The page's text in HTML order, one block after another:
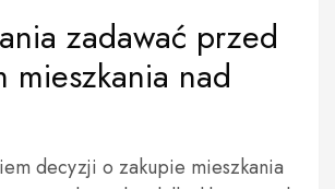
zadawać przed
mieszkania nad
decyzji o zakupie mieszkania